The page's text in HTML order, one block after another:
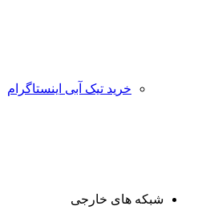
خرید تیک آبی اینستاگرام
شبکه های خارجی